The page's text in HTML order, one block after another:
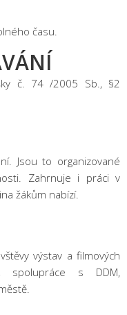
času.
č. 74 /2005 Sb., §2
Jsou to organizované
Zahrnuje i práci v
žákům nabízí.
výstav a filmových
spolupráce s DDM,